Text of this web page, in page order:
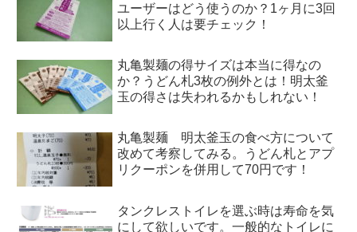
ユーザーはどう使うのか？1ヶ月に3回
以上行く人は要チェック！
丸亀製麺の得サイズは本当に得なの
か？うどん札3枚の例外とは！明太釜
玉の得さは失われるかもしれない！
丸亀製麺 明太釜玉の食べ方について
改めて考察してみる。うどん札とアプ
リクーポンを併用して70円です！
タンクレストイレを選ぶ時は寿命を気
にして欲しいです。一般的なトイレに